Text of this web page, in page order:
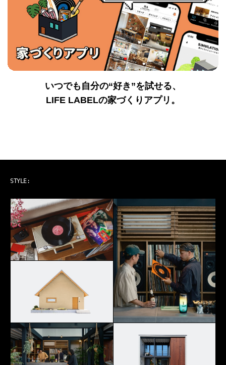
いつでも自分の“好き”を試せる、
LIFE LABELの家づくりアプリ。
STYLE: